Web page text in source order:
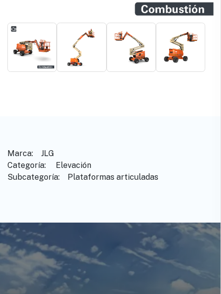
Marca: ​ ​ ​JLG
Categoría: ​ ​Elevación
Subcategoría: ​ ​Plataformas articuladas